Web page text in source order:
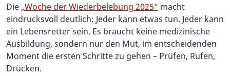
Die„Woche der Wiederbelebung 2025“ macht
eindrucksvoll deutlich: Jeder kann etwas tun. Jeder kann
ein Lebensretter sein. Es braucht keine medizinische
Ausbildung, sondern nur den Mut, im entscheidenden
Moment die ersten Schritte zu gehen – Prüfen, Rufen,
Drücken.